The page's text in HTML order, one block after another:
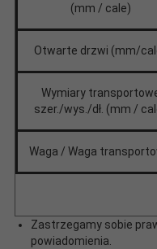
(mm / cale)
Otwarte drzwi (mm/
Wymiary
szer./wys./dł. (mm /
Waga / Waga
Zastrzegamy sobie
powiadomienia.